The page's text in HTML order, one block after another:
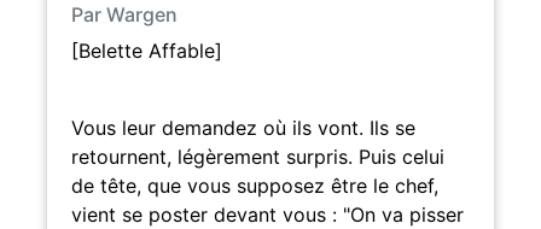
Par Wargen
[Belette Affable]
Vous leur demandez où ils vont. Ils se
retournent, légèrement surpris. Puis celui
de tête, que vous supposez être le chef,
vient se poster devant vous : "On va pisser